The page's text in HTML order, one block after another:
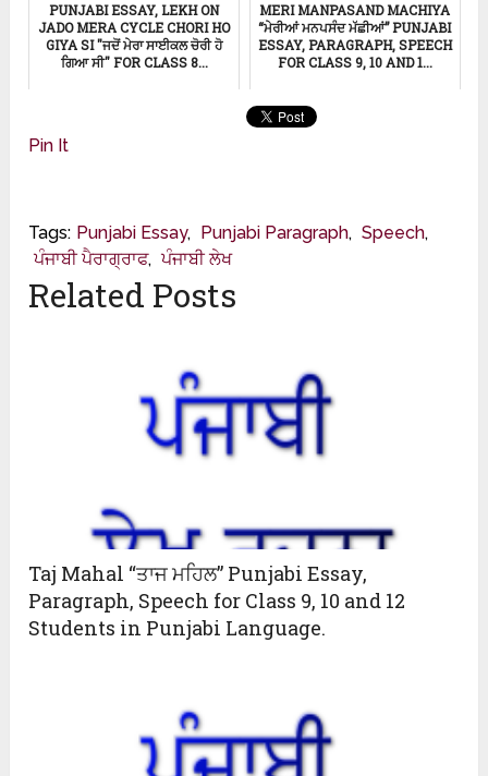
PUNJABI ESSAY, LEKH ON
JADO MERA CYCLE CHORI HO
GIYA SI "ਜਦੋਂ ਮੇਰਾ ਸਾਈਕਲ ਚੋਰੀ ਹੋ
ਗਿਆ ਸੀ" FOR CLASS 8...
MERI MANPASAND MACHIYA
“ਮੇਰੀਆਂ ਮਨਪਸੰਦ ਮੱਛੀਆਂ” PUNJABI
ESSAY, PARAGRAPH, SPEECH
FOR CLASS 9, 10 AND 1...
Pin It
Tags: Punjabi Essay, Punjabi Paragraph, Speech,
ਪੰਜਾਬੀ ਪੈਰਾਗ੍ਰਾਫ, ਪੰਜਾਬੀ ਲੇਖ
Related Posts
Taj Mahal “ਤਾਜ ਮਹਿਲ” Punjabi Essay,
Paragraph, Speech for Class 9, 10 and 12
Students in Punjabi Language.